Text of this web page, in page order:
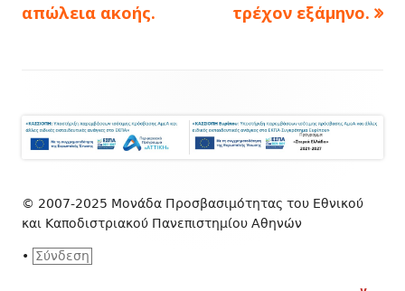
απώλεια ακοής.
τρέχον εξάμηνο.
© 2007-2025 Μονάδα Προσβασιμότητας του Εθνικού
και Καποδιστριακού Πανεπιστημίου Αθηνών
• Σύνδεση